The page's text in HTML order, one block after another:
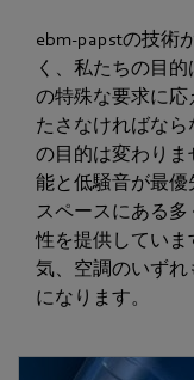
ebm-papstの技術
く、私たちの目
の特殊な要求に
たさなければな
の目的は変わり
能と低騒音が最
スペースにある
性を提供してい
気、空調のいず
になります。